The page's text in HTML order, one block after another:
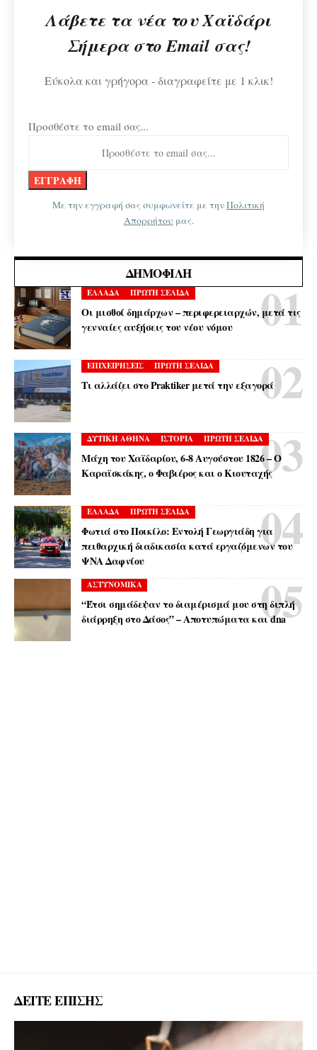
Λάβετε τα νέα του Χαϊδάρι
Σήμερα στο Email σας!
Εύκολα και γρήγορα - διαγραφείτε με 1 κλικ!
Προσθέστε το email σας...
Με την εγγραφή σας συμφωνείτε με τηνΠολιτική
Απορρήτου μας.
ΔΗΜΟΦΙΛΉ
ΕΛΛΑΔΑ ΠΡΩΤΗ ΣΕΛΙΔΑ
Οι μισθοί δημάρχων – περιφερειαρχών, μετά τις
γενναίες αυξήσεις του νέου νόμου
ΕΠΙΧΕΙΡΗΣΕΙΣ ΠΡΩΤΗ ΣΕΛΙΔΑ
Τι αλλάζει στο Praktiker μετά την εξαγορά
ΔΥΤΙΚΗ ΑΘΗΝΑ ΙΣΤΟΡΙΑ ΠΡΩΤΗ ΣΕΛΙΔΑ
Μάχη του Χαϊδαρίου, 6-8 Αυγούστου 1826 – Ο
Καραϊσκάκης, ο Φαβιέρος και ο Κιουταχής
ΕΛΛΑΔΑ ΠΡΩΤΗ ΣΕΛΙΔΑ
Φωτιά στο Ποικίλο: Εντολή Γεωργιάδη για
πειθαρχική διαδικασία κατά εργαζόμενων του
ΨΝΑ Δαφνίου
ΑΣΤΥΝΟΜΙΚΑ
“Έτσι σημάδεψαν το διαμέρισμά μου στη διπλή
διάρρηξη στο Δάσος” – Αποτυπώματα και dna
ΔΕΙΤΕ ΕΠΙΣΗΣ